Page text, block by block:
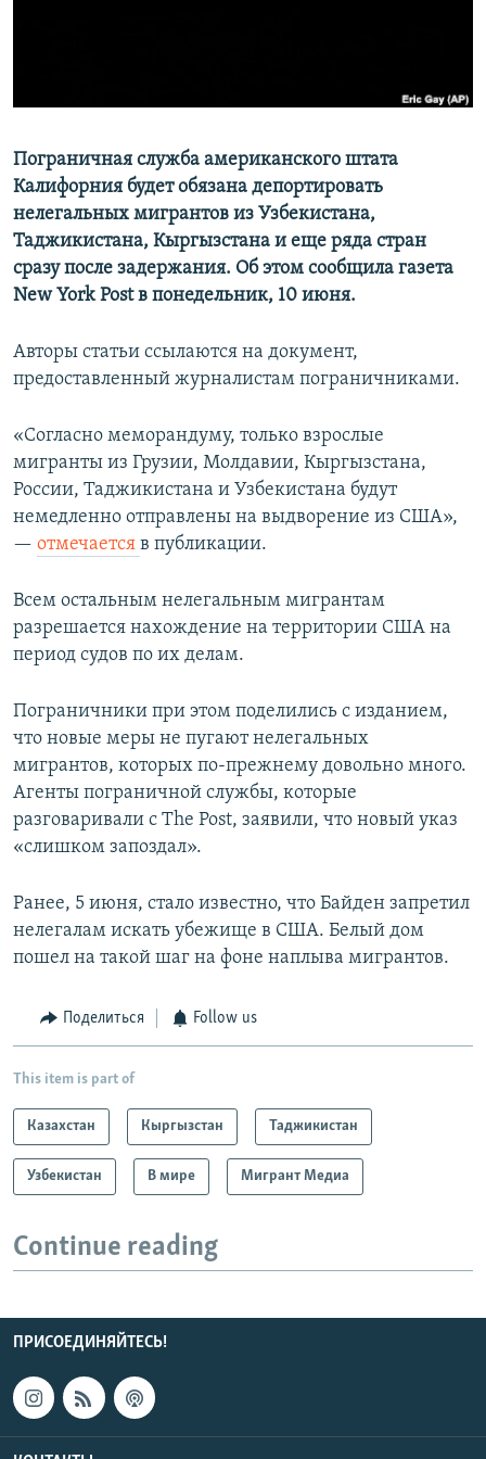
Пограничная служба американского штата
Калифорния будет обязана депортировать
нелегальных мигрантов из Узбекистана,
Таджикистана, Кыргызстана и еще ряда стран
сразу после задержания. Об этом сообщила газета
New York Post в понедельник, 10 июня.
Авторы статьи ссылаются на документ,
предоставленный журналистам пограничниками.
«Согласно меморандуму, только взрослые
мигранты из Грузии, Молдавии, Кыргызстана,
России, Таджикистана и Узбекистана будут
немедленно отправлены на выдворение из США»,
— отмечается в публикации.
Всем остальным нелегальным мигрантам
разрешается нахождение на территории США на
период судов по их делам.
Пограничники при этом поделились с изданием,
что новые меры не пугают нелегальных
мигрантов, которых по-прежнему довольно много.
Агенты пограничной службы, которые
разговаривали с The Post, заявили, что новый указ
«слишком запоздал».
Ранее, 5 июня, стало известно, что Байден запретил
нелегалам искать убежище в США. Белый дом
пошел на такой шаг на фоне наплыва мигрантов.
Поделиться Follow us
This item is part of
Казахстан Кыргызстан Таджикистан
Узбекистан В мире Мигрант Медиа
Continue reading
ПРИСОЕДИНЯЙТЕСЬ!